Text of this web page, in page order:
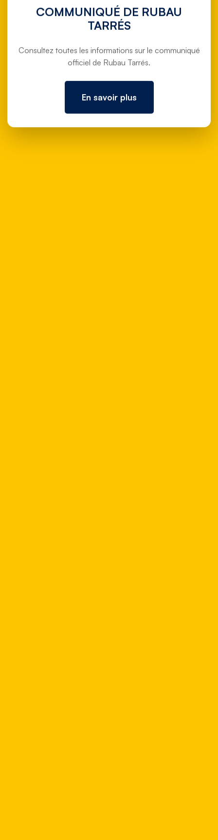
COMMUNIQUÉ DE RUBAU
TARRÉS
Consultez toutes les informations sur le communiqué
officiel de Rubau Tarrés.
En savoir plus